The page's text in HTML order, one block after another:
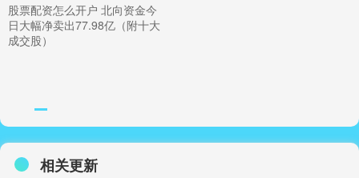
股票配资怎么开户 北向资金今
日大幅净卖出77.98亿（附十大
成交股）
相关更新